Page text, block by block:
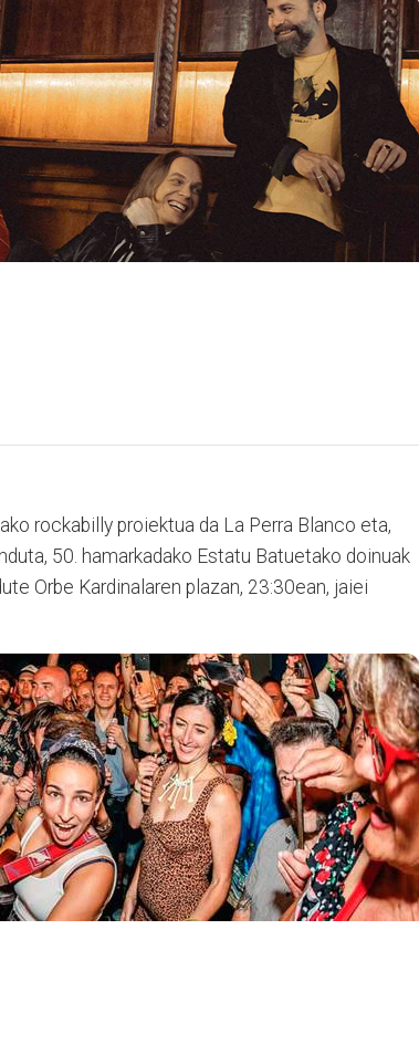
rockabilly proiektua da La Perra Blanco eta,
50. hamarkadako Estatu Batuetako doinuak
Orbe Kardinalaren plazan, 23:30ean, jaiei